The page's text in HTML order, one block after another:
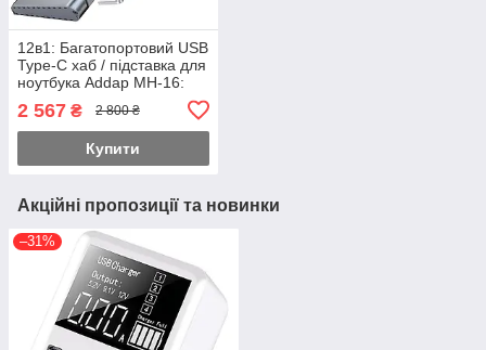
12в1: Багатопортовий USB
Type-C хаб / підставка для
ноутбука Addap MH-16:
HDMI + USB A + PD + USB
C + SD + RJ45 + VGA +
3,5mm
2 567 ₴ 2 800 ₴
Купити
Акційні пропозиції та новинки
–31%